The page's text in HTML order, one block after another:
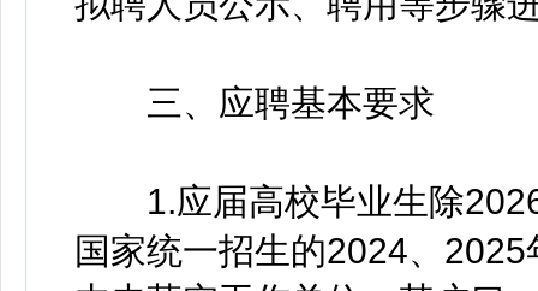
三、应聘基本要求
1.应届高校毕业生除2026
国家统一招生的2024、